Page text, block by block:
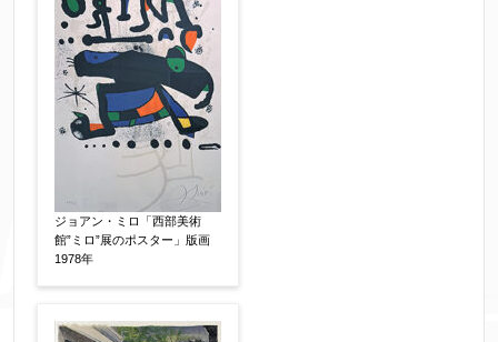
同意する 【必須】
↑ 同意頂けましたらチェックを入れてくださ
い。
※データはSSL(Secure Sockets Layer)通信によ
り暗号化して送信されます。
ジョアン・ミロ「西部美術
館”ミロ”展のポスター」版画
1978年